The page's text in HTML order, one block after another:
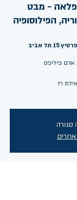
- מבט
הפילוסופיה
תל אביב
אחרים